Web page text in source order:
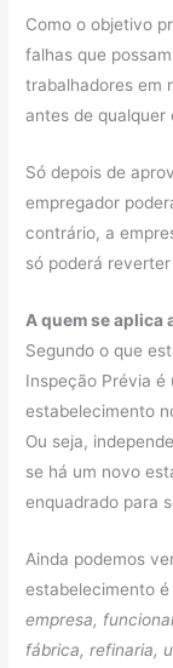
Como o objetivo
falhas que
trabalhadores em
antes de qualquer
Só depois de
empregador
contrário, a
só poderá
A quem se aplica
Segundo o que
Inspeção Prévia é
estabelecimento
Ou seja,
se há um novo
enquadrado para
Ainda podemos
estabelecimento
empresa,
fábrica, refinaria,